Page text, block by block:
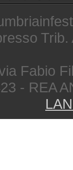
Fabio
- REA